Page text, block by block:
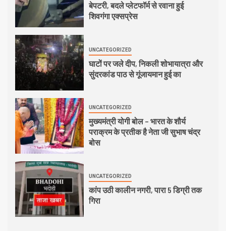
बेपटरी, बदले प्लेटफॉर्म से रवाना हुई
शिवगंगा एक्सप्रेस
UNCATEGORIZED
घाटों पर जले दीप, निकली शोभायात्रा और
सुंदरकांड पाठ से गूंजायमान हुई का
UNCATEGORIZED
मुख्यमंत्री योगी बोल – भारत के शौर्य
पराक्रम के प्रतीक है नेता जी सुभाष चंद्र
बोस
UNCATEGORIZED
कांप उठी कालीन नगरी, पारा 5 डिग्री तक
गिरा